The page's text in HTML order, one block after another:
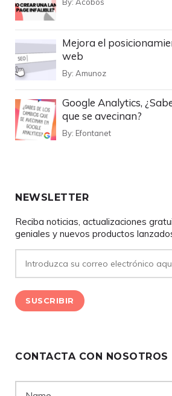
Mejora el
web
By: Amunoz
Google Analytics,
que se avecinan?
By: Efontanet
NEWSLETTER
Reciba noticias, actualizaciones
geniales y nuevos productos
CONTACTA CON NOSOTROS